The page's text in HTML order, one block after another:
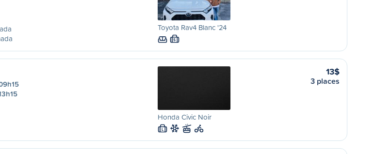
Toyota Rav4 Blanc '24
S
Honda Civic Noir
L
13$
3 places